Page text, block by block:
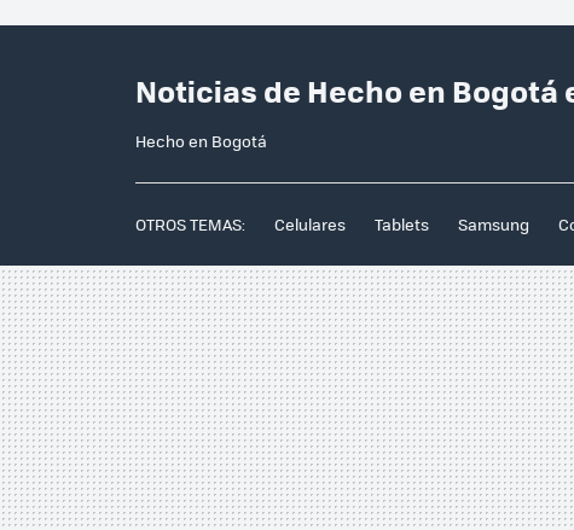
Noticias de Hecho en Bogotá
Hecho en Bogotá
OTROS TEMAS: Celulares Tablets Samsung